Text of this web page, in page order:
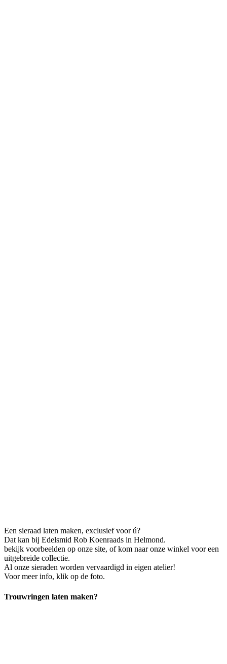
Een sieraad laten maken, exclusief voor ú?
Dat kan bij Edelsmid Rob Koenraads in Helmond.
bekijk voorbeelden op onze site, of kom naar onze winkel voor een
uitgebreide collectie.
Al onze sieraden worden vervaardigd in eigen atelier!
Voor meer info, klik op de foto.
Trouwringen laten maken?